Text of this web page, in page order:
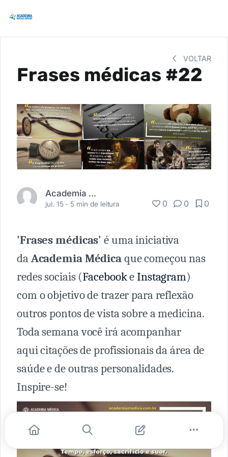
VOLTAR
Frases médicas #22
Academia Médica
jul. 15 - 5 min de leitura 0 0 0
'Frases médicas' é uma iniciativa
daAcademia Médicaque começou nas
redes sociais (FacebookeInstagram)
com o objetivo de trazer para reflexão
outros pontos de vista sobre a medicina.
Toda semana você irá acompanhar
aqui citações de profissionais da área de
saúde e de outras personalidades.
Inspire-se!